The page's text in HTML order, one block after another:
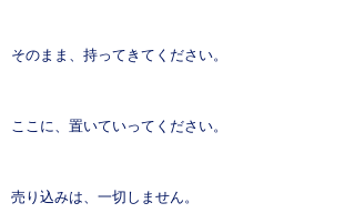
そのまま、持ってきてください。
ここに、置いていってください。
売り込みは、一切しません。